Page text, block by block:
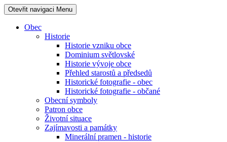
Otevřit navigaci Menu
Obec
Historie
Historie vzniku obce
Dominium světlovské
Historie vývoje obce
Přehled starostů a předsedů
Historické fotografie - obec
Historické fotografie - občané
Obecní symboly
Patron obce
Životní situace
Zajímavosti a památky
Minerální pramen - historie